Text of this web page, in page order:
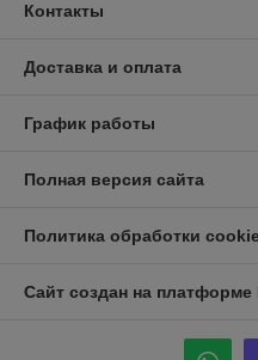
Контакты
Доставка и оплата
График работы
Полная версия сайта
Политика обработки
Сайт создан на платформе